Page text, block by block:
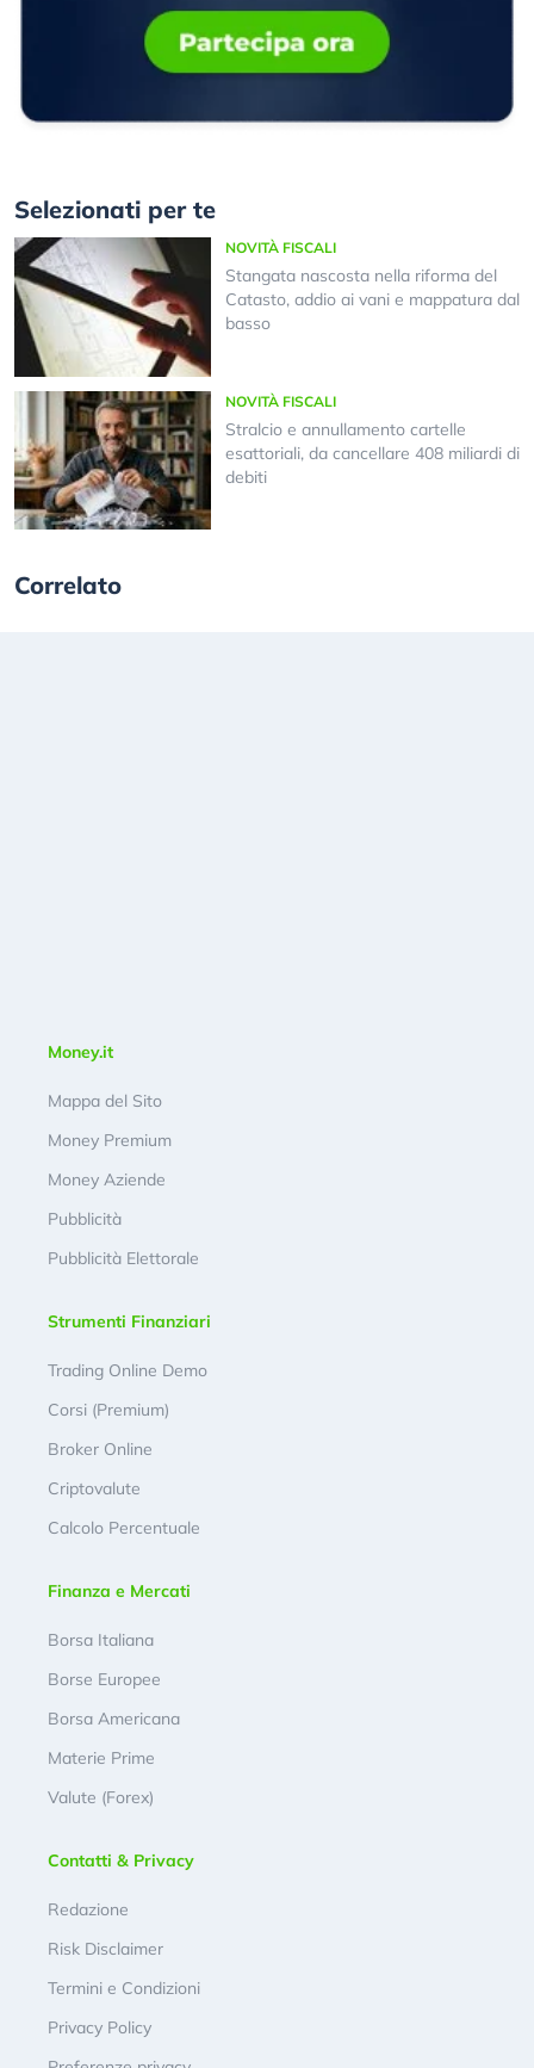
Selezionati per te
NOVITÀ FISCALI
Stangata nascosta nella riforma del
Catasto, addio ai vani e mappatura dal
basso
NOVITÀ FISCALI
Stralcio e annullamento cartelle
esattoriali, da cancellare 408 miliardi di
debiti
Correlato
Money.it
Mappa del Sito
Money Premium
Money Aziende
Pubblicità
Pubblicità Elettorale
Strumenti Finanziari
Trading Online Demo
Corsi (Premium)
Broker Online
Criptovalute
Calcolo Percentuale
Finanza e Mercati
Borsa Italiana
Borse Europee
Borsa Americana
Materie Prime
Valute (Forex)
Contatti & Privacy
Redazione
Risk Disclaimer
Termini e Condizioni
Privacy Policy